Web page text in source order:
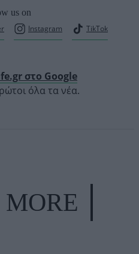
us on
Instagram TikTok
στο Google
όλα τα νέα.